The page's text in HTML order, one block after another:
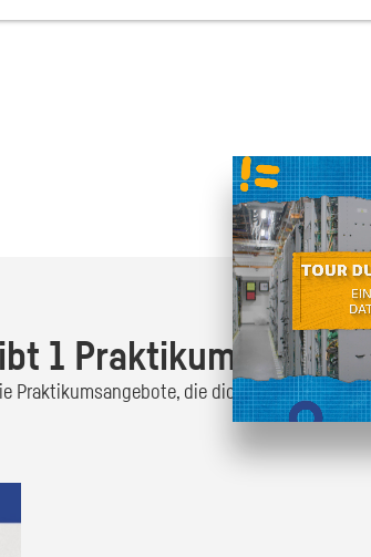
Oder finde
1
Praktikumsangebote, die dich interessieren